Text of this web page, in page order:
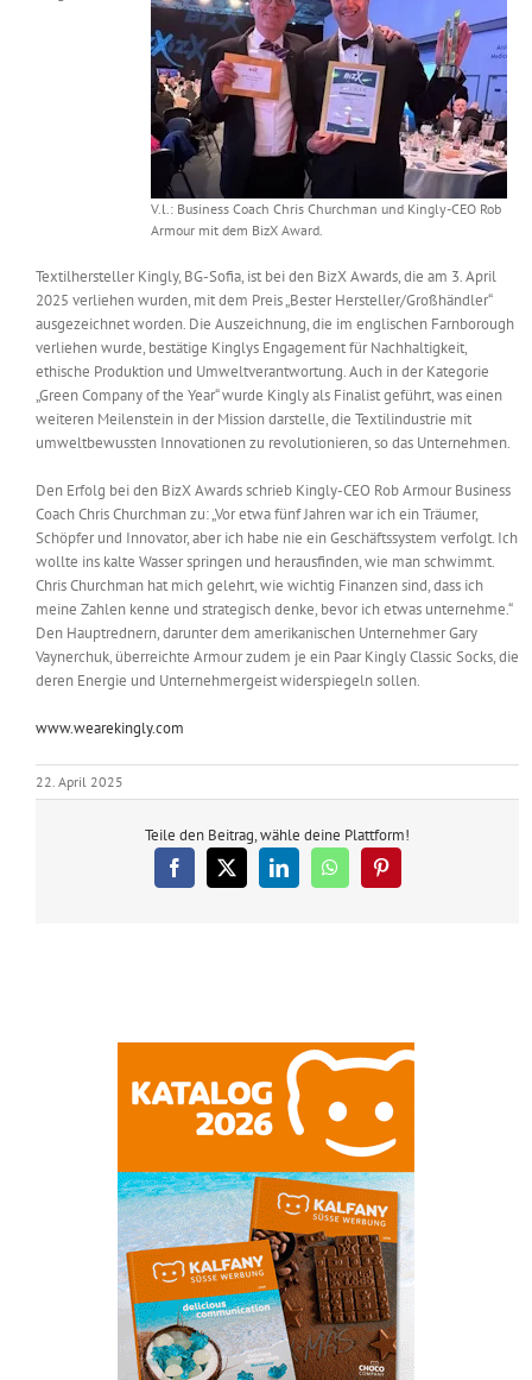
Product Guide
Jobshop
nach:
V.l.: Business Coach Chris Churchman und Kingly-CEO Rob
Armour mit dem BizX Award.
Textilhersteller Kingly, BG-Sofia, ist bei den BizX Awards, die am 3. April
2025 verliehen wurden, mit dem Preis „Bester Hersteller/Großhändler“
ausgezeichnet worden. Die Auszeichnung, die im englischen Farnborough
verliehen wurde, bestätige Kinglys Engagement für Nachhaltigkeit,
ethische Produktion und Umweltverantwortung. Auch in der Kategorie
„Green Company of the Year“ wurde Kingly als Finalist geführt, was einen
weiteren Meilenstein in der Mission darstelle, die Textilindustrie mit
umweltbewussten Innovationen zu revolutionieren, so das Unternehmen.
Den Erfolg bei den BizX Awards schrieb Kingly-CEO Rob Armour Business
Coach Chris Churchman zu: „Vor etwa fünf Jahren war ich ein Träumer,
Schöpfer und Innovator, aber ich habe nie ein Geschäftssystem verfolgt. Ich
wollte ins kalte Wasser springen und herausfinden, wie man schwimmt.
Chris Churchman hat mich gelehrt, wie wichtig Finanzen sind, dass ich
meine Zahlen kenne und strategisch denke, bevor ich etwas unternehme.“
Den Hauptrednern, darunter dem amerikanischen Unternehmer Gary
Vaynerchuk, überreichte Armour zudem je ein Paar Kingly Classic Socks, die
deren Energie und Unternehmergeist widerspiegeln sollen.
www.wearekingly.com
22. April 2025
Teile den Beitrag, wähle deine Plattform!
Facebook
X LinkedInWhatsAppPinterest